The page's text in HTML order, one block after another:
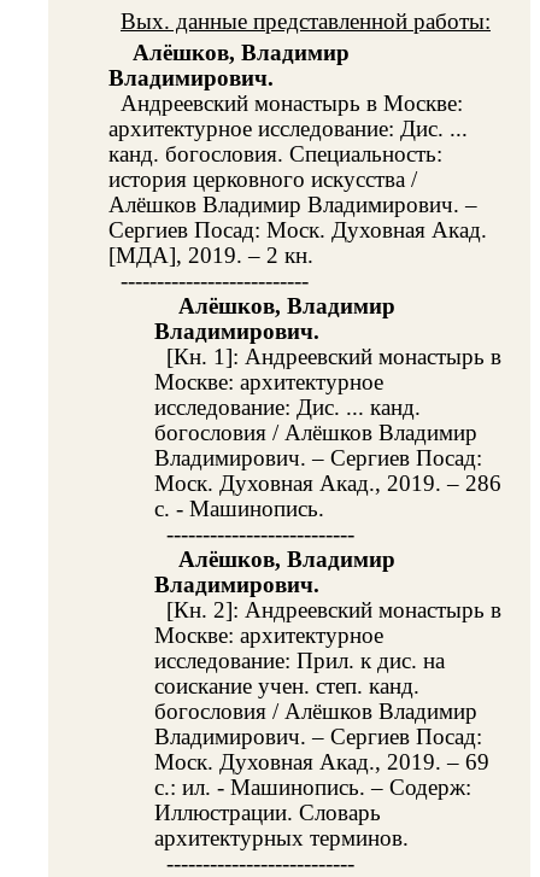
Вых. данные представленной работы:
Алёшков, Владимир
Владимирович.
Андреевский монастырь в Москве:
архитектурное исследование: Дис. ...
канд. богословия. Специальность:
история церковного искусства /
Алёшков Владимир Владимирович. –
Сергиев Посад: Моск. Духовная Акад.
[МДА], 2019. – 2 кн.
--------------------------
Алёшков, Владимир
Владимирович.
[Кн. 1]: Андреевский монастырь в
Москве: архитектурное
исследование: Дис. ... канд.
богословия / Алёшков Владимир
Владимирович. – Сергиев Посад:
Моск. Духовная Акад., 2019. – 286
с. - Машинопись.
--------------------------
Алёшков, Владимир
Владимирович.
[Кн. 2]: Андреевский монастырь в
Москве: архитектурное
исследование: Прил. к дис. на
соискание учен. степ. канд.
богословия / Алёшков Владимир
Владимирович. – Сергиев Посад:
Моск. Духовная Акад., 2019. – 69
с.: ил. - Машинопись. – Содерж:
Иллюстрации. Словарь
архитектурных терминов.
--------------------------